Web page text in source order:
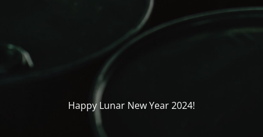
Happy Lunar New Year 2024!